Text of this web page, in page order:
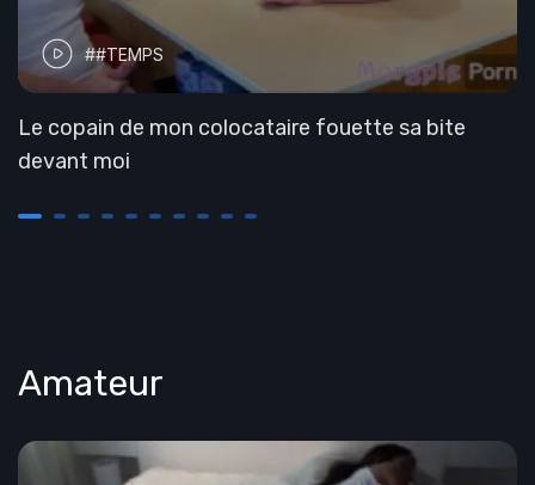
##TEMPS
Le copain de mon colocataire fouette sa bite
devant moi
Amateur